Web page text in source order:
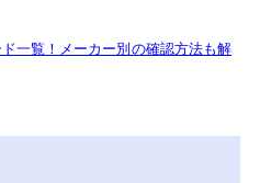
一覧！メーカー別の確認方法も解